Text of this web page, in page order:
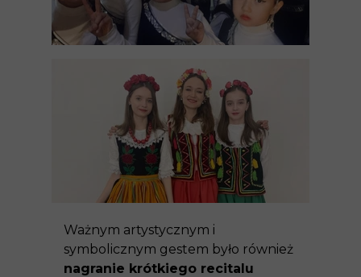
Ważnym artystycznym i
symbolicznym gestem było również
nagranie krótkiego recitalu